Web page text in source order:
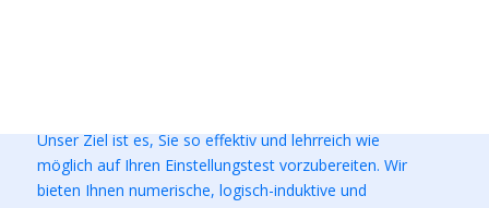
Unser Ziel ist es, Sie so effektiv und lehrreich wie
möglich auf Ihren Einstellungstest vorzubereiten. Wir
bieten Ihnen numerische, logisch-induktive und